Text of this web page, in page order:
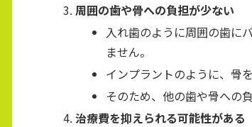
周囲の歯や骨への負担が少ない
入れ歯のように周囲の歯に
ません。
インプラントのように、骨
そのため、他の歯や骨への
治療費を抑えられる可能性がある